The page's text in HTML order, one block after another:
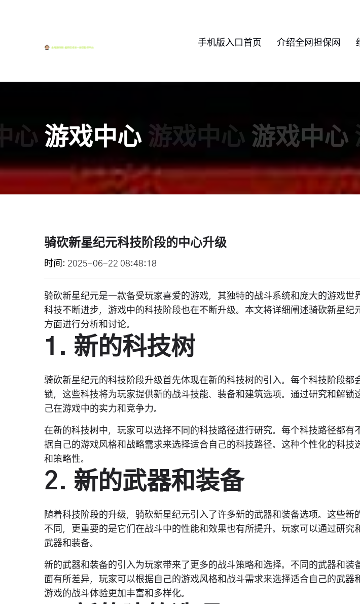
手机版入口首页 介绍全网担保网
心 游戏中心 游戏中心 游戏中心
骑砍新星纪元科技阶段的中心升级
时间 2025-06-22 08:48:18
骑砍新星纪元是一款备受玩家喜爱的游戏，其独特的战斗系统和庞大的游戏世
科技不断进步，游戏中的科技阶段也在不断升级。本文将详细阐述骑砍新星纪
方面进行分析和讨论。
1. 新的科技树
骑砍新星纪元的科技阶段升级首先体现在新的科技树的引入。每个科技阶段都
锁，这些科技将为玩家提供新的战斗技能、装备和建筑选项。通过研究和解锁
己在游戏中的实力和竞争力。
在新的科技树中，玩家可以选择不同的科技路径进行研究。每个科技路径都有
据自己的游戏风格和战略需求来选择适合自己的科技路径。这种个性化的科技
和策略性。
2. 新的武器和装备
随着科技阶段的升级，骑砍新星纪元引入了许多新的武器和装备选项。这些新
不同，更重要的是它们在战斗中的性能和效果也有所提升。玩家可以通过研究
武器和装备。
新的武器和装备的引入为玩家带来了更多的战斗策略和选择。不同的武器和装
面有所差异，玩家可以根据自己的游戏风格和战斗需求来选择适合自己的武器
游戏的战斗体验更加丰富和多样化。